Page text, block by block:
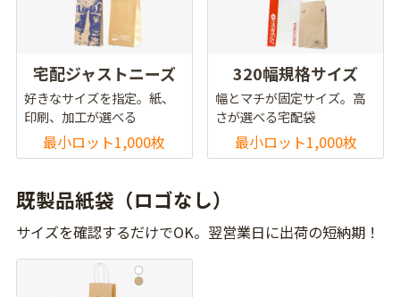
宅配ジャストニーズ
好きなサイズを指定。紙、
印刷、加工が選べる
最小ロット1,000枚
320幅規格サイズ
幅とマチが固定サイズ。高
さが選べる宅配袋
最小ロット1,000枚
既製品紙袋（ロゴなし）
サイズを確認するだけでOK。翌営業日に出荷の短納期！